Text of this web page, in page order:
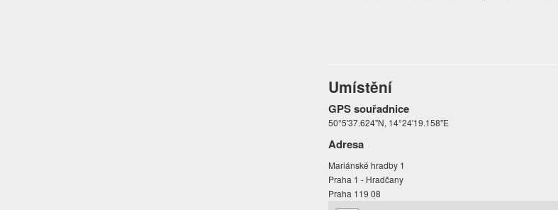
Umístění
GPS souřadnice
50°5'37.624"N, 14°24'19.158"E
Adresa
Mariánské hradby 1
Praha 1 - Hradčany
Praha 119 08